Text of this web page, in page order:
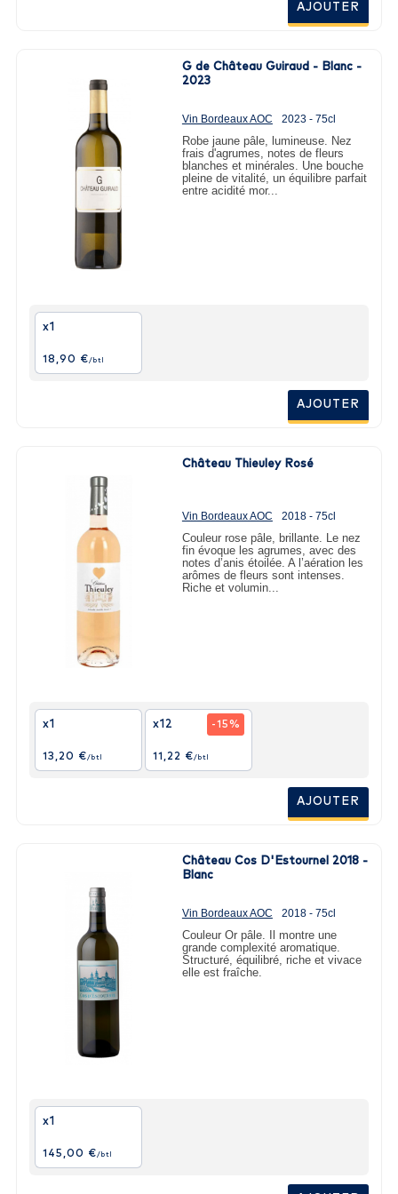
AJOUTER
G de Château Guiraud - Blanc -
2023
Vin Bordeaux AOC 2023 - 75cl
Robe jaune pâle, lumineuse. Nez
frais d'agrumes, notes de fleurs
blanches et minérales. Une bouche
pleine de vitalité, un équilibre parfait
entre acidité mor...
x1
18,90 €/btl
AJOUTER
Château Thieuley Rosé
Vin Bordeaux AOC 2018 - 75cl
Couleur rose pâle, brillante. Le nez
fin évoque les agrumes, avec des
notes d’anis étoilée. A l’aération les
arômes de fleurs sont intenses.
Riche et volumin...
x1
13,20 €/btl
x12 -15%
11,22 €/btl
AJOUTER
Château Cos D'Estournel 2018 -
Blanc
Vin Bordeaux AOC 2018 - 75cl
Couleur Or pâle. Il montre une
grande complexité aromatique.
Structuré, équilibré, riche et vivace
elle est fraîche.
x1
145,00 €/btl